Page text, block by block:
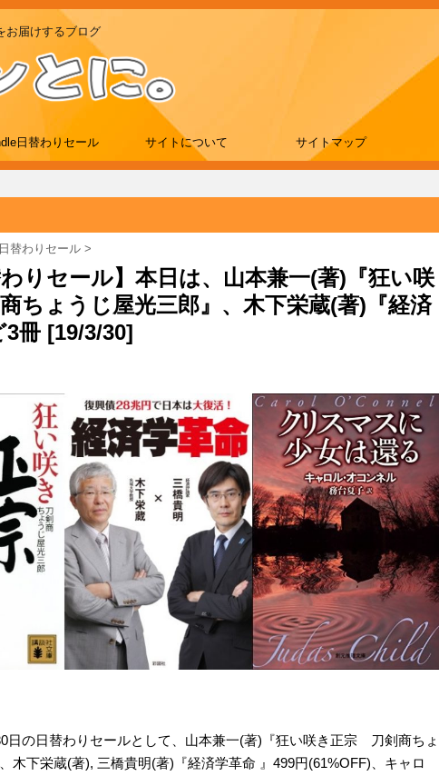
お届けするブログ
日替わりセール サイトについて サイトマップ
替わりセール >
りセール】本日は、山本兼一(著)『狂い咲
ちょうじ屋光三郎』、木下栄蔵(著)『経済
冊 [19/3/30]
日の日替わりセールとして、山本兼一(著)『狂い咲き正宗 刀剣商ちょ
木下栄蔵(著), 三橋貴明(著)『経済学革命 』499円(61%OFF)、キャロ